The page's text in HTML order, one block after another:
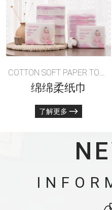
绵绵柔纸巾
了解更多